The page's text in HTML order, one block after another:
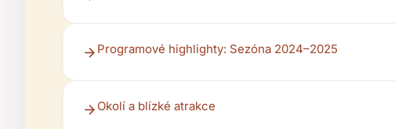
Programové highlighty: Sezóna 2024–2025
Okolí a blízké atrakce